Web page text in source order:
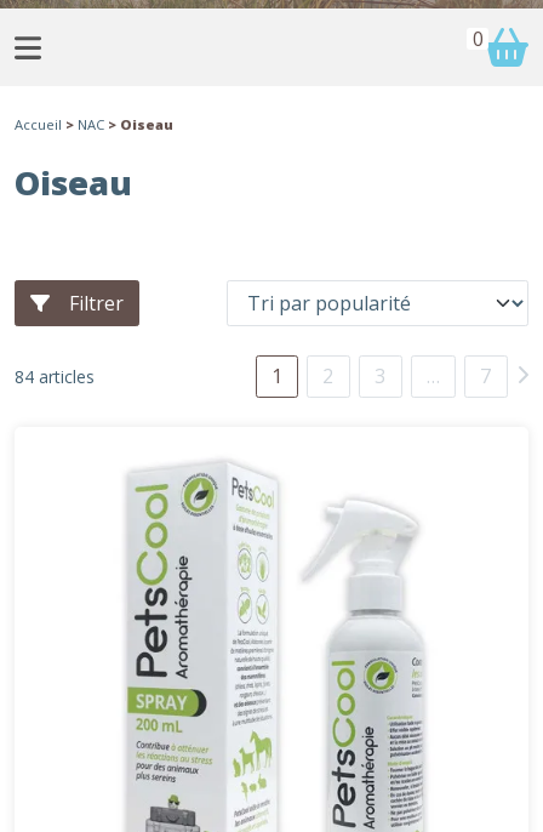
0
Accueil > NAC > Oiseau
Oiseau
Filtrer
84 articles 1 2 3 … 7